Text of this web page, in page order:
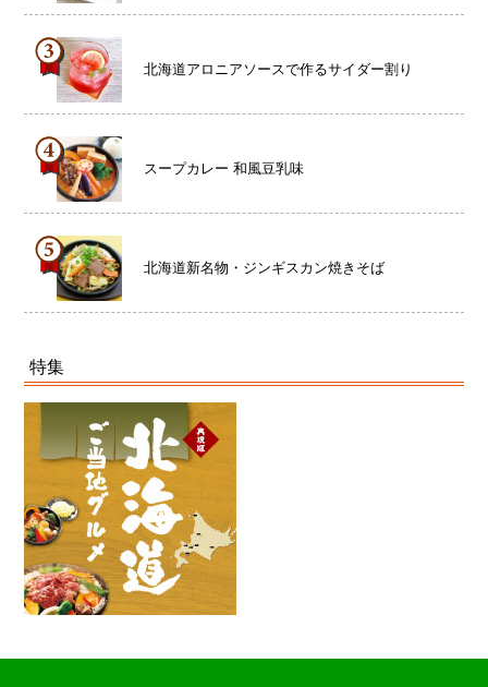
北海道アロニアソースで作るサイダー割り
スープカレー 和風豆乳味
北海道新名物・ジンギスカン焼きそば
特集